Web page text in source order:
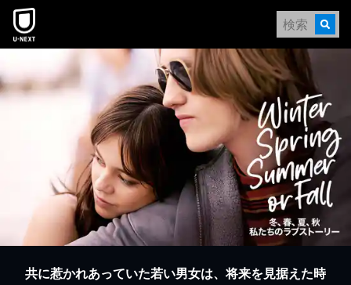
本文へスキップ
共に惹かれあっていた若い男女は、将来を見据えた時